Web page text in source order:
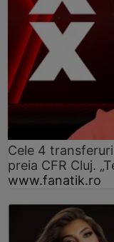
Cele 4
preia CFR Cluj.
www.fanatik.ro